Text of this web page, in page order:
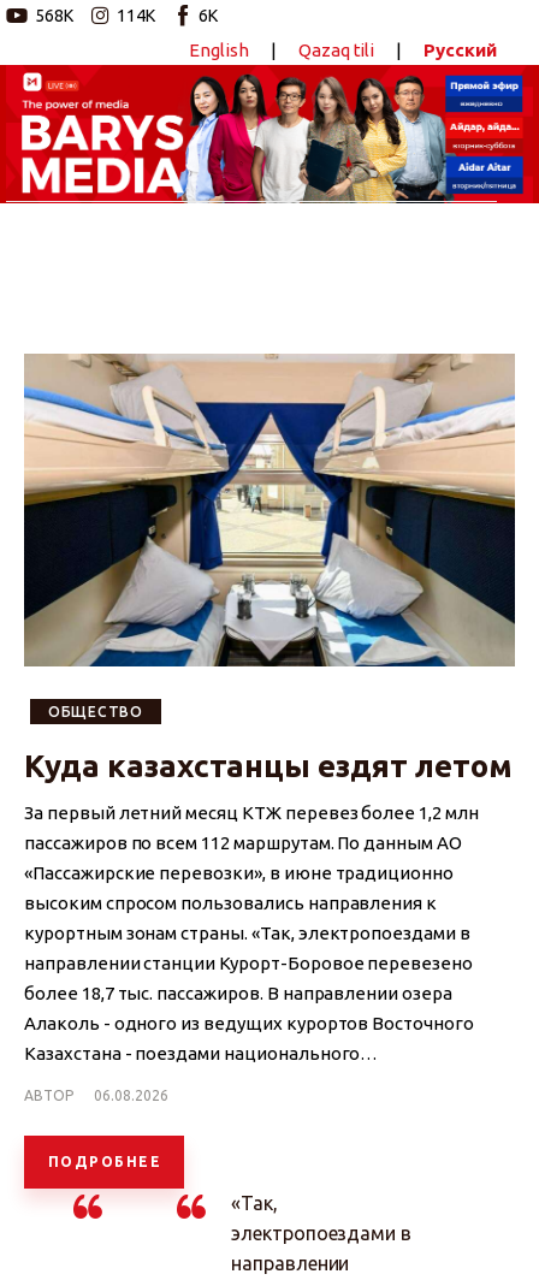
568K 114K 6K
English | Qazaq tili | Русский
Новостной портал
Главная
Видео
Barys Sport
ОБЩЕСТВО
Куда казахстанцы ездят летом
За первый летний месяц КТЖ перевез более 1,2 млн
пассажиров по всем 112 маршрутам. По данным АО
«Пассажирские перевозки», в июне традиционно
высоким спросом пользовались направления к
курортным зонам страны. «Так, электропоездами в
направлении станции Курорт-Боровое перевезено
более 18,7 тыс. пассажиров. В направлении озера
Алаколь - одного из ведущих курортов Восточного
Казахстана - поездами национального…
АВТОР 06.08.2026
ПОДРОБНЕЕ
«Так,
электропоездами в
направлении